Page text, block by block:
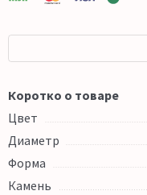
Коротко о товаре
Цвет
Диаметр
Форма
Камень